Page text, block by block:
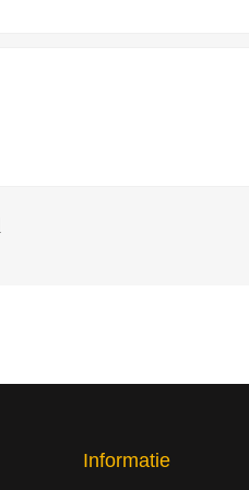
Informatie